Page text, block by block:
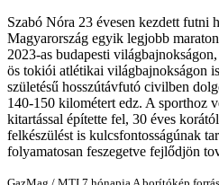
Szabó Nóra 23 évesen kezdett futni
Magyarország egyik legjobb
2023-as budapesti
ös tokiói atlétikai világbajnokságon
születésű hosszútávfutó civilben
140-150 kilométert edz. A sporthoz
kitartással építette fel, 30 éves
felkészülést is kulcsfontosságúnak
folyamatosan feszegetve fejlődjön